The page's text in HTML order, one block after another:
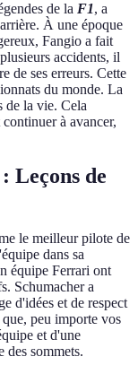
de la F1, a
À une époque
Fangio a fait
accidents, il
de ses erreurs. Cette
du monde. La
de la vie. Cela
à avancer,
Leçons de
le meilleur pilote de
dans sa
équipe Ferrari ont
Schumacher a
d'idées et de respect
peu importe vos
et d'une
des sommets.